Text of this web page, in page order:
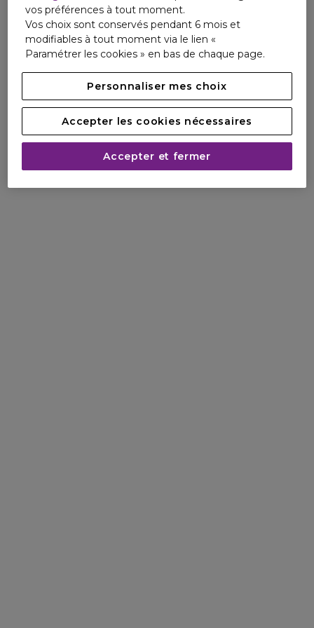
NOIR EXTRÊME,
EXPERIENCE INTENSE
Chaque aspect de la composition
est intensifiée pour capturer les
facettes les plus audacieuses de
l’expérience Noir, une intensité
discrètement décadente
vos préférences à tout moment.
Vos choix sont conservés pendant 6 mois et
modifiables à tout moment via le lien «
Paramétrer les cookies » en bas de chaque page.
Personnaliser mes choix
Accepter les cookies nécessaires
Accepter et fermer